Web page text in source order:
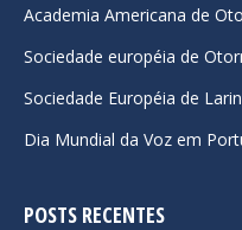
windowwindowwindow
Academia Americana de
Sociedade européia de
Sociedade Européia de
Dia Mundial da Voz em
POSTS RECENTES